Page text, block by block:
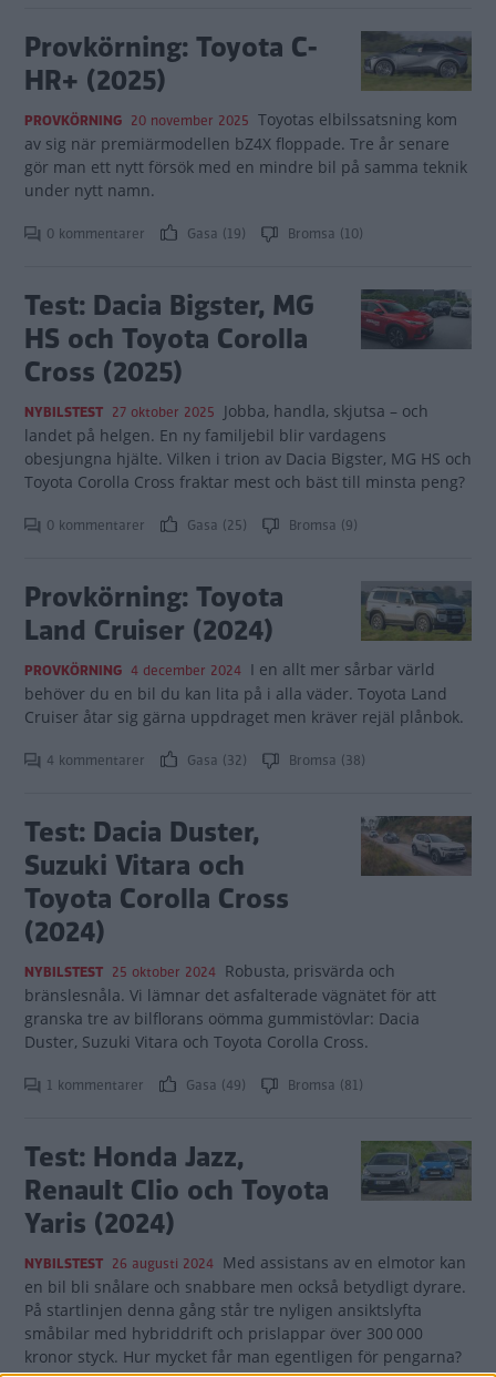
Provkörning: Toyota C-
HR+ (2025)
PROVKÖRNING 20 november 2025 Toyotas elbilssatsning kom
av sig när premiärmodellen bZ4X floppade. Tre år senare
gör man ett nytt försök med en mindre bil på samma teknik
under nytt namn.
0 kommentarer Gasa (19) Bromsa (10)
Test: Dacia Bigster, MG
HS och Toyota Corolla
Cross (2025)
NYBILSTEST 27 oktober 2025 Jobba, handla, skjutsa – och
landet på helgen. En ny familjebil blir vardagens
obesjungna hjälte. Vilken i trion av Dacia Bigster, MG HS och
Toyota Corolla Cross fraktar mest och bäst till minsta peng?
0 kommentarer Gasa (25) Bromsa (9)
Provkörning: Toyota
Land Cruiser (2024)
PROVKÖRNING 4 december 2024 I en allt mer sårbar värld
behöver du en bil du kan lita på i alla väder. Toyota Land
Cruiser åtar sig gärna uppdraget men kräver rejäl plånbok.
4 kommentarer Gasa (32) Bromsa (38)
Test: Dacia Duster,
Suzuki Vitara och
Toyota Corolla Cross
(2024)
NYBILSTEST 25 oktober 2024 Robusta, prisvärda och
bränslesnåla. Vi lämnar det asfalterade vägnätet för att
granska tre av bilflorans oömma gummistövlar: Dacia
Duster, Suzuki Vitara och Toyota Corolla Cross.
1 kommentarer Gasa (49) Bromsa (81)
Test: Honda Jazz,
Renault Clio och Toyota
Yaris (2024)
NYBILSTEST 26 augusti 2024 Med assistans av en elmotor kan
en bil bli snålare och snabbare men också betydligt dyrare.
På startlinjen denna gång står tre nyligen ansiktslyfta
småbilar med hybriddrift och prislappar över 300 000
kronor styck. Hur mycket får man egentligen för pengarna?